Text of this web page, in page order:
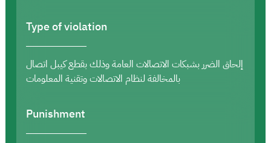
Type of violation
إلحاق الضرر بشبكات الاتصالات العامة وذلك بقطع كيبل اتصال
بالمخالفة لنظام الاتصالات وتقنية المعلومات
Punishment